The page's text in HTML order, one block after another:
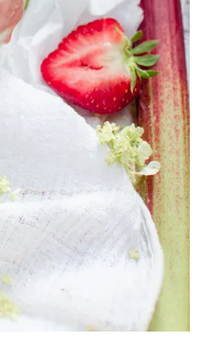
healthy living + good